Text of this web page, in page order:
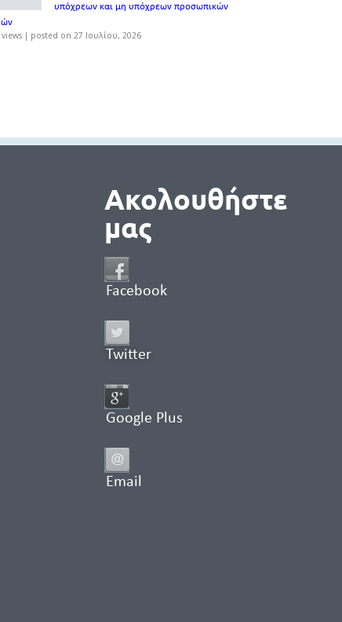
υπόχρεων και μη υπόχρεων προσωπικών
| posted on 27 Ιουλίου, 2026
Ακολουθήστε
μας
Facebook
Twitter
Google Plus
Email